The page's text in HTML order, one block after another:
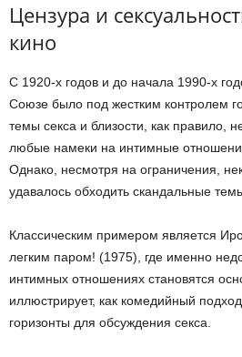
Цензура и
кино
С 1920-х годов и до начала 1990-х
Союзе было под жестким контролем
темы секса и близости, как правило,
любые намеки на интимные
Однако, несмотря на ограничения,
удавалось обходить скандальные
Классическим примером является
легким паром! (1975), где именно
интимных отношениях становятся
иллюстрирует, как комедийный
горизонты для обсуждения секса.